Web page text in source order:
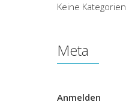
Keine Kategorien
Meta
Anmelden